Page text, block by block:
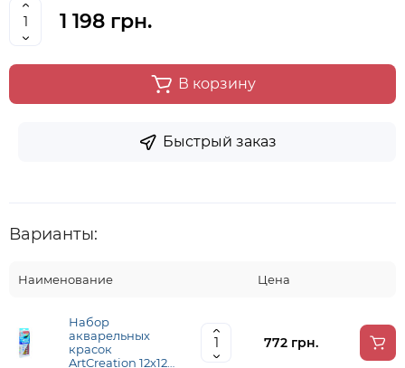
1 198 грн.
В корзину
Быстрый заказ
Варианты:
Наименование Цена
Набор
акварельных
красок
ArtCreation 12х12
772 грн.